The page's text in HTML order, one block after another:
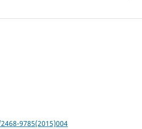
9785(2015)004